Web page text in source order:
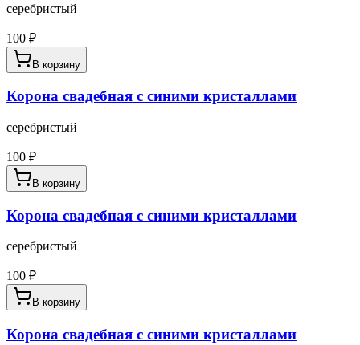
серебристый
100 ₽
В корзину
Корона свадебная с синими кристаллами
серебристый
100 ₽
В корзину
Корона свадебная с синими кристаллами
серебристый
100 ₽
В корзину
Корона свадебная с синими кристаллами